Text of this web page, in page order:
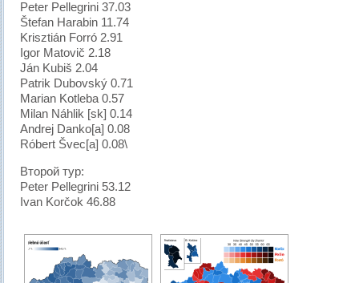
Peter Pellegrini 37.03
Štefan Harabin 11.74
Krisztián Forró 2.91
Igor Matovič 2.18
Ján Kubiš 2.04
Patrik Dubovský 0.71
Marian Kotleba 0.57
Milan Náhlik [sk] 0.14
Andrej Danko[a] 0.08
Róbert Švec[a] 0.08\
Второй тур:
Peter Pellegrini 53.12
Ivan Korčok 46.88